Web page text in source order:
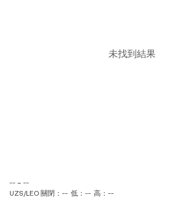
未找到結果
-- ~ --
UZS/LEO 關閉：-- 低：-- 高：--